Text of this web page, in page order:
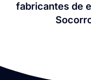
fabricantes de